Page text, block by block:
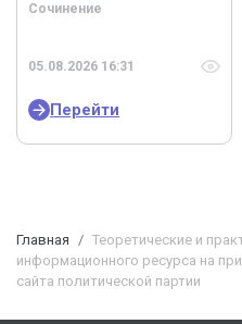
Сочинение
05.08.2026 16:31
Перейти
Главная
Теоретические и
информационного ресурса на
сайта политической партии